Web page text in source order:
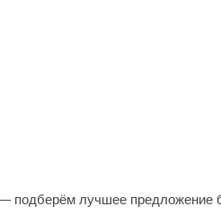
подберём лучшее предложение